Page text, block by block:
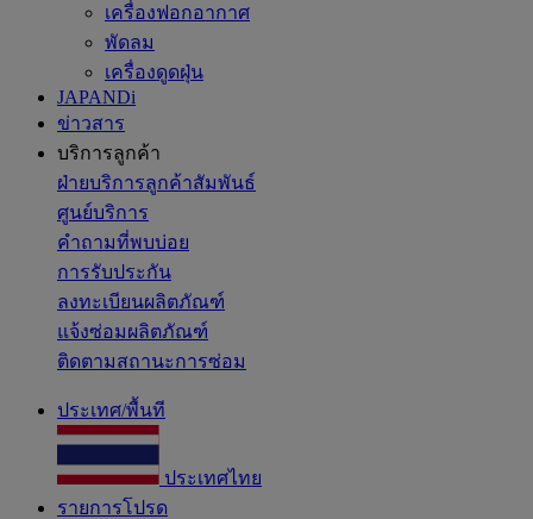
เครื่องฟอกอากาศ
พัดลม
เครื่องดูดฝุ่น
JAPANDi
ข่าวสาร
บริการลูกค้า
ฝ่ายบริการลูกค้าสัมพันธ์
ศูนย์บริการ
คำถามที่พบบ่อย
การรับประกัน
ลงทะเบียนผลิตภัณฑ์
แจ้งซ่อมผลิตภัณฑ์
ติดตามสถานะการซ่อม
ประเทศ/พื้นที
ประเทศไทย
รายการโปรด